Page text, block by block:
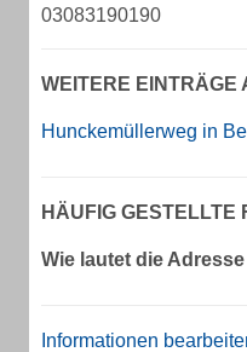
03083190190
WEITERE EINTRÄGE
Hunckemüllerweg in
HÄUFIG GESTELLTE
Wie lautet die
Informationen